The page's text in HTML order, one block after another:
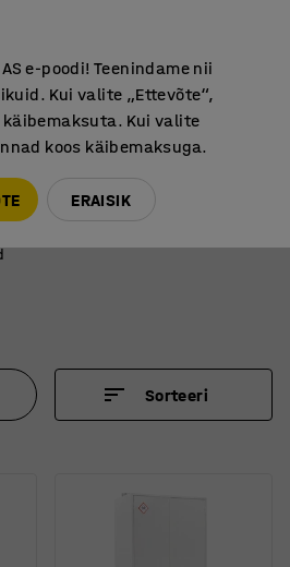
Kauba väljastamine Paneeli
Vaata lähemalt!
Sorteeri
e-poodi! Teenindame nii
Kui valite „Ettevõte“,
Kui valite
koos käibemaksuga.
ERAISIK